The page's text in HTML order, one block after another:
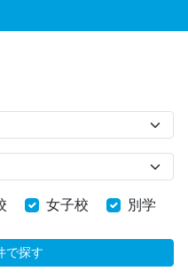
女子校 別学
で探す